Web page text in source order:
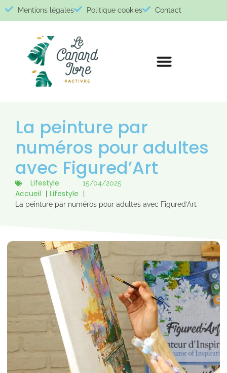
Mentions légales Politique cookies Contact
La peinture par
numéros pour adultes
avec Figured’Art
Lifestyle 15/04/2025
Accueil Lifestyle
La peinture par numéros pour adultes avec Figured’Art